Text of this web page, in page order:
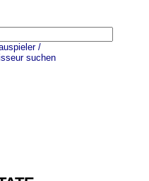
/
suchen